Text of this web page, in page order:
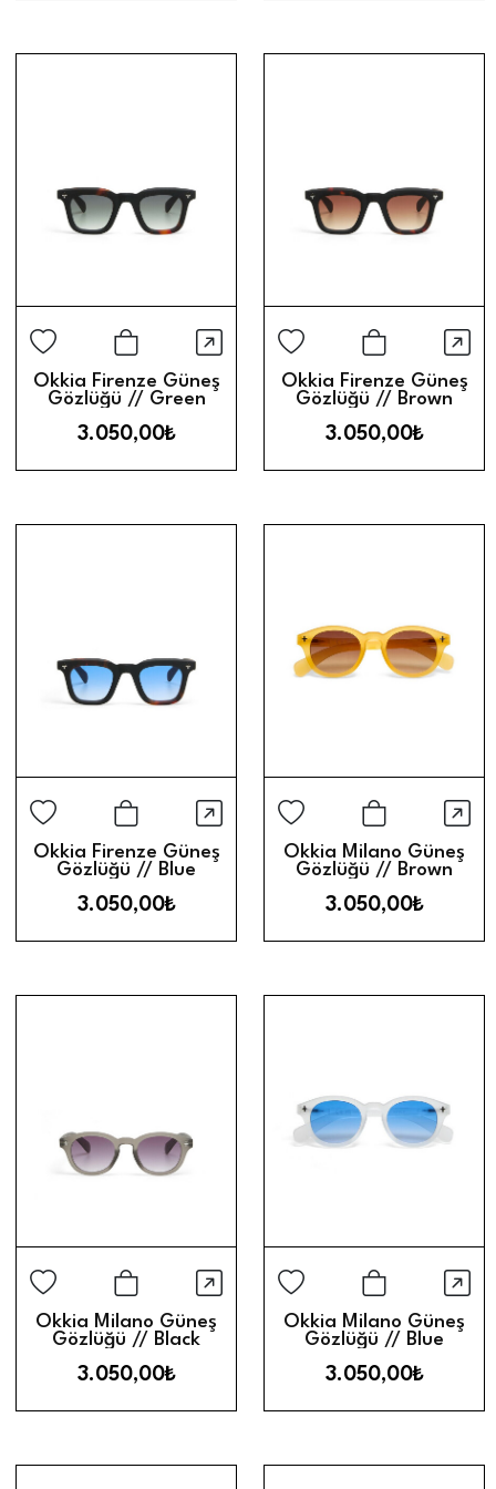
Sepete Ekle
Hızlı Görünüm
Okkia Firenze Güneş
Gözlüğü // Green
3.050,00₺
Sepete
Okkia Firenze Güneş
Gözlüğü // Brown
3.050,00₺
Sepete Ekle
Hızlı Görünüm
Okkia Firenze Güneş
Gözlüğü // Blue
3.050,00₺
Sepete
Okkia Milano Güneş
Gözlüğü // Brown
3.050,00₺
Sepete Ekle
Hızlı Görünüm
Okkia Milano Güneş
Gözlüğü // Black
3.050,00₺
Sepete
Okkia Milano Güneş
Gözlüğü // Blue
3.050,00₺